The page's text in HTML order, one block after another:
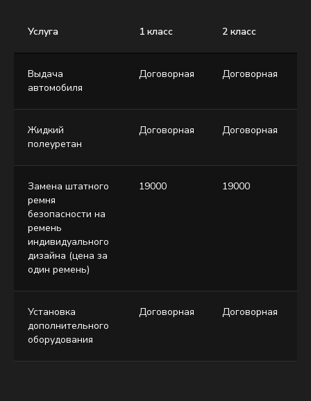
Услуга 1 класс 2 класс
Выдача
автомобиля
Договорная Договорная
Жидкий
полеуретан
Договорная Договорная
Замена штатного
ремня
безопасности на
ремень
индивидуального
дизайна (цена за
один ремень)
19000 19000
Установка
дополнительного
оборудования
Договорная Договорная